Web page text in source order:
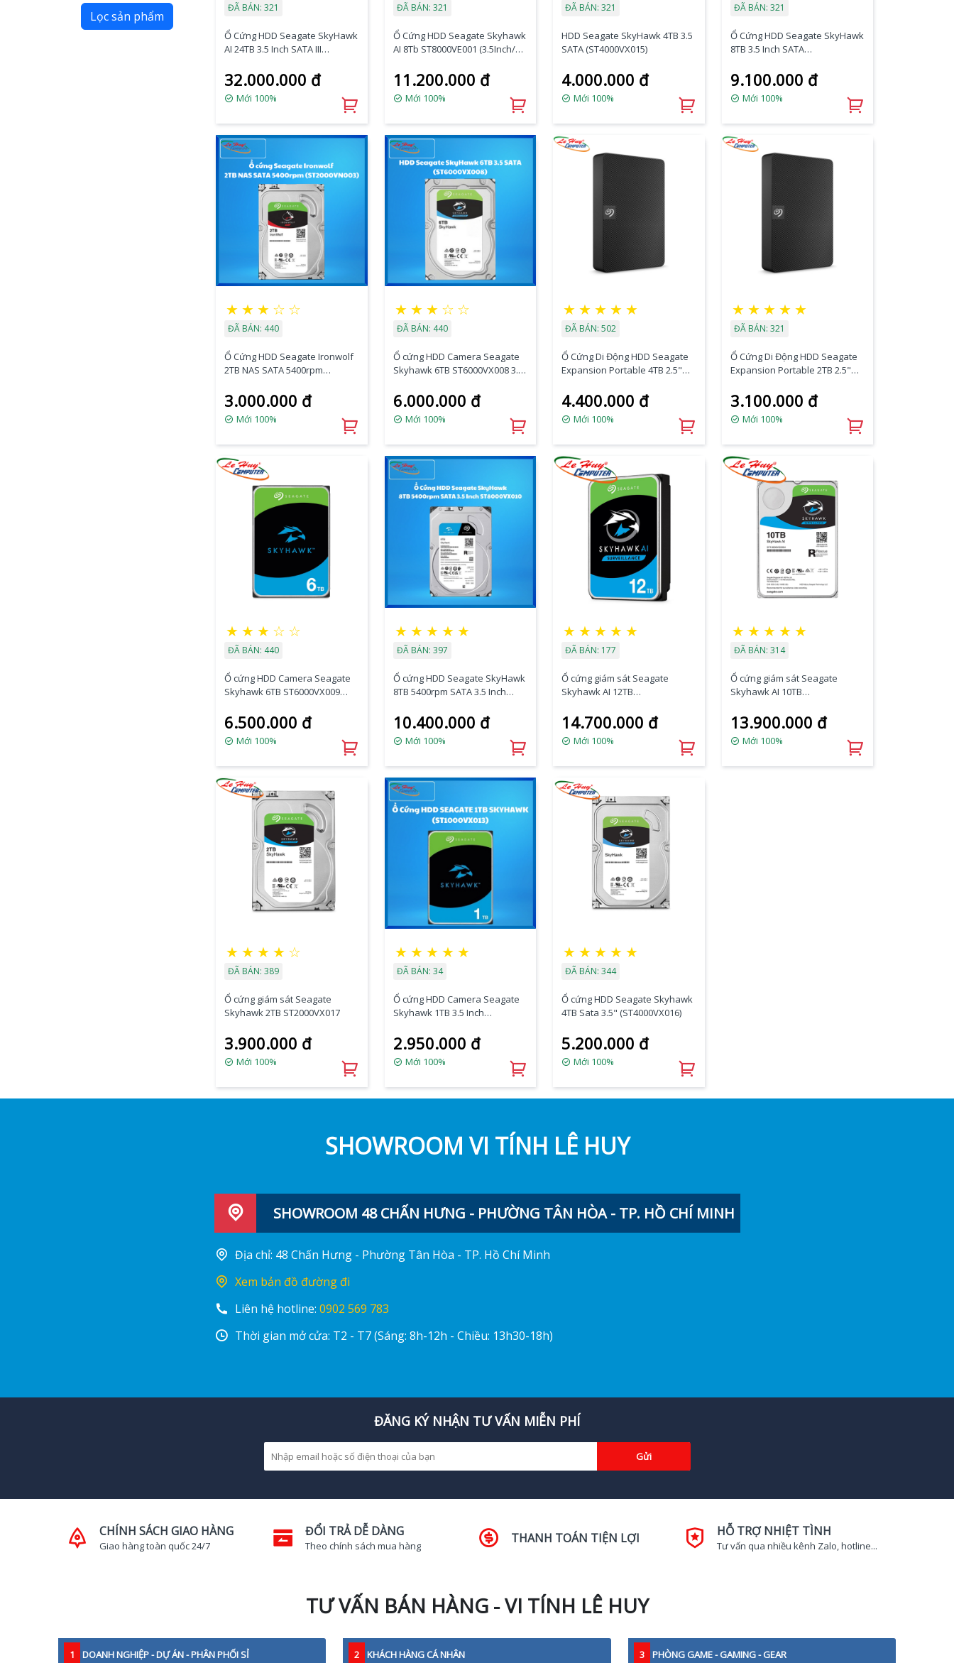
Lọc sản phẩm
ĐÃ BÁN: 321
Ổ Cứng HDD Seagate SkyHawk
AI 24TB 3.5 Inch SATA III
32.000.000 đ
Mới 100%
ĐÃ BÁN: 321
Ổ Cứng HDD Seagate Skyhawk
AI 8Tb ST8000VE001 (3.5Inch/
SATA3)
11.200.000 đ
Mới 100%
ĐÃ BÁN: 321
HDD Seagate SkyHawk 4TB 3.5
SATA (ST4000VX015)
4.000.000 đ
Mới 100%
ĐÃ BÁN: 321
Ổ Cứng HDD Seagate SkyHawk
8TB 3.5 Inch SATA
9.100.000 đ
Mới 100%
★ ★ ★ ☆ ☆
ĐÃ BÁN: 440
Ổ Cứng HDD Seagate Ironwolf
2TB NAS SATA 5400rpm
3.000.000 đ
Mới 100%
★ ★ ★ ☆ ☆
ĐÃ BÁN: 440
Ổ cứng HDD Camera Seagate
Skyhawk 6TB ST6000VX008 3.5
6.000.000 đ
Mới 100%
★ ★ ★ ★ ★
ĐÃ BÁN: 502
Ổ Cứng Di Động HDD Seagate
Expansion Portable 4TB 2.5"
4.400.000 đ
Mới 100%
★ ★ ★ ★ ★
ĐÃ BÁN: 321
Ổ Cứng Di Động HDD Seagate
Expansion Portable 2TB 2.5"
3.100.000 đ
Mới 100%
★ ★ ★ ☆ ☆
ĐÃ BÁN: 440
Ổ cứng HDD Camera Seagate
Skyhawk 6TB ST6000VX009
256MB/ SATA3)
6.500.000 đ
Mới 100%
★ ★ ★ ★ ★
ĐÃ BÁN: 397
Ổ cứng HDD Seagate SkyHawk
8TB 5400rpm SATA 3.5 Inch
10.400.000 đ
Mới 100%
★ ★ ★ ★ ★
ĐÃ BÁN: 177
Ổ cứng giám sát Seagate
Skyhawk AI 12TB
14.700.000 đ
Mới 100%
★ ★ ★ ★ ★
ĐÃ BÁN: 314
Ổ cứng giám sát Seagate
Skyhawk AI 10TB
13.900.000 đ
Mới 100%
★ ★ ★ ★ ☆
ĐÃ BÁN: 389
Ổ cứng giám sát Seagate
Skyhawk 2TB ST2000VX017
3.900.000 đ
Mới 100%
★ ★ ★ ★ ★
ĐÃ BÁN: 34
Ổ cứng HDD Camera Seagate
Skyhawk 1TB 3.5 Inch
2.950.000 đ
Mới 100%
★ ★ ★ ★ ★
ĐÃ BÁN: 344
Ổ cứng HDD Seagate Skyhawk
4TB Sata 3.5" (ST4000VX016)
5.200.000 đ
Mới 100%
SHOWROOM VI TÍNH LÊ HUY
SHOWROOM 48 CHẤN HƯNG - PHƯỜNG TÂN HÒA - TP. HỒ CHÍ MINH
Địa chỉ: 48 Chấn Hưng - Phường Tân Hòa - TP. Hồ Chí Minh
Xem bản đồ đường đi
Liên hệ hotline: 0902 569 783
Thời gian mở cửa: T2 - T7 (Sáng: 8h-12h - Chiều: 13h30-18h)
ĐĂNG KÝ NHẬN TƯ VẤN MIỄN PHÍ
Gửi
CHÍNH SÁCH GIAO HÀNG
Giao hàng toàn quốc 24/7
ĐỔI TRẢ DỄ DÀNG
Theo chính sách mua hàng
THANH TOÁN TIỆN LỢI HỖ TRỢ NHIỆT TÌNH
Tư vấn qua nhiều kênh Zalo, hotline...
TƯ VẤN BÁN HÀNG - VI TÍNH LÊ HUY
1 DOANH NGHIỆP - DỰ ÁN - PHÂN PHỐI SỈ 2 KHÁCH HÀNG CÁ NHÂN 3 PHÒNG GAME - GAMING - GEAR